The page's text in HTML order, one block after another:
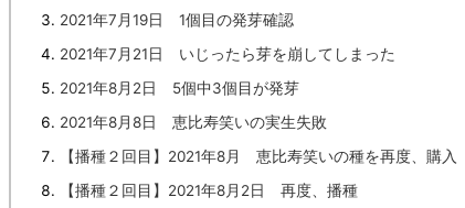
2021年7月19日 1個目の発芽確認
2021年7月21日 いじったら芽を崩してしまった
2021年8月2日 5個中3個目が発芽
2021年8月8日 恵比寿笑いの実生失敗
【播種２回目】2021年8月 恵比寿笑いの種を再度、購入
【播種２回目】2021年8月2日 再度、播種